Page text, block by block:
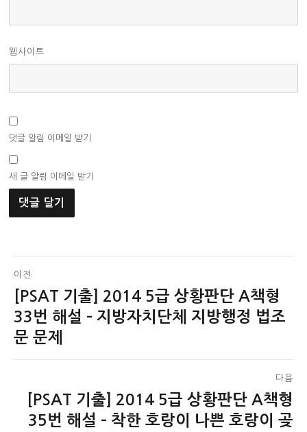
웹사이트
댓글 알림 이메일 받기
새 글 알림 이메일 받기
글
탐
색
이전
이
전
글:
[PSAT 기출] 2014 5급 상황판단 A책형
33번 해설 – 지방자치단체 지방행정 법조
문 문제
다음
[PSAT 기출] 2014 5급 상황판단 A책형
35번 해설 – 착한 호랑이 나쁜 호랑이 곶